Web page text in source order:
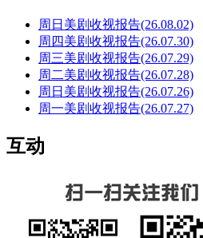
周日美剧收视报告(26.08.02)
周四美剧收视报告(26.07.30)
周三美剧收视报告(26.07.29)
周二美剧收视报告(26.07.28)
周日美剧收视报告(26.07.26)
周一美剧收视报告(26.07.27)
互动